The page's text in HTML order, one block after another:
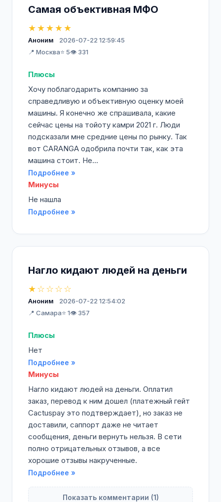
Самая объективная МФО
★★★★★
Аноним
2026-07-22 12:59:45
📍 Москва⭐ 5👁️ 331
Плюсы
Хочу поблагодарить компанию за
справедливую и объективную оценку моей
машины. Я конечно же спрашивала, какие
сейчас цены на тойоту камри 2021 г. Люди
подсказали мне средние цены по рынку. Так
вот CARANGA одобрила почти так, как эта
машина стоит. Не...
Подробнее »
Минусы
Не нашла
Подробнее »
Нагло кидают людей на деньги
★☆☆☆☆
Аноним
2026-07-22 12:54:02
📍 Самара⭐ 1👁️ 357
Плюсы
Нет
Подробнее »
Минусы
Нагло кидают людей на деньги. Оплатил
заказ, перевод к ним дошел (платежный гейт
Cactuspay это подтверждает), но заказ не
доставили, саппорт даже не читает
сообщения, деньги вернуть нельзя. В сети
полно отрицательных отзывов, а все
хорошие отзывы накрученные.
Подробнее »
Показать комментарии (1)